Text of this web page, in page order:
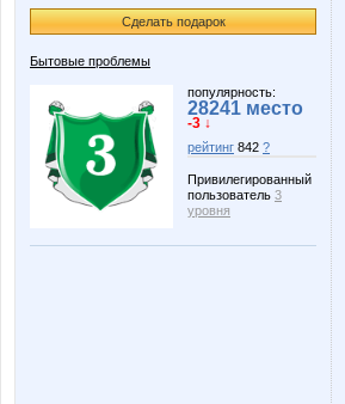
Сделать подарок
Бытовые проблемы
популярность:
28241 место
-3 ↓
рейтинг 842 ?
Привилегированный
пользователь 3
уровня